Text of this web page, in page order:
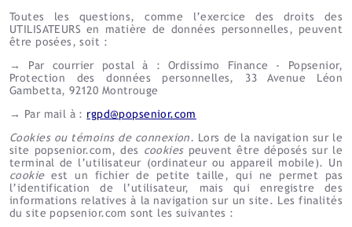
Toutes les questions, comme l’exercice des droits des
UTILISATEURS en matière de données personnelles, peuvent
être posées, soit :
→ Par courrier postal à : Ordissimo Finance - Popsenior,
Protection des données personnelles, 33 Avenue Léon
Gambetta, 92120 Montrouge
→ Par mail à : rgpd@popsenior.com
Cookies ou témoins de connexion. Lors de la navigation sur le
site popsenior.com, des cookiespeuvent être déposés sur le
terminal de l’utilisateur (ordinateur ou appareil mobile). Un
cookieest un fichier de petite taille, qui ne permet pas
l’identification de l’utilisateur, mais qui enregistre des
informations relatives à la navigation sur un site. Les finalités
du site popsenior.com sont les suivantes :